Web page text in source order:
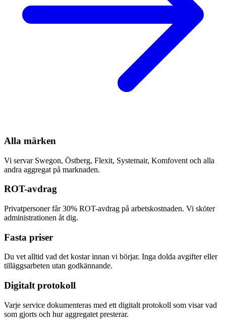
Alla märken
Vi servar Swegon, Östberg, Flexit, Systemair, Komfovent och alla
andra aggregat på marknaden.
ROT-avdrag
Privatpersoner får 30% ROT-avdrag på arbetskostnaden. Vi sköter
administrationen åt dig.
Fasta priser
Du vet alltid vad det kostar innan vi börjar. Inga dolda avgifter eller
tilläggsarbeten utan godkännande.
Digitalt protokoll
Varje service dokumenteras med ett digitalt protokoll som visar vad
som gjorts och hur aggregatet presterar.